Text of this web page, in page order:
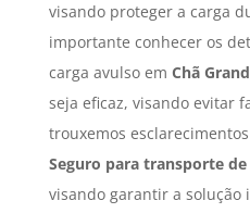
visando proteger a carga
importante conhecer os
carga avulso em Chã
seja eficaz, visando evitar
trouxemos
Seguro para transporte de
visando garantir a solução